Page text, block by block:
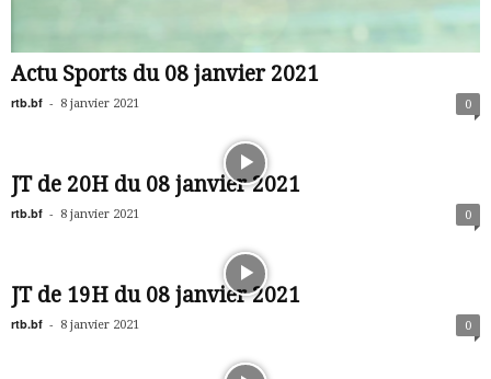
Actu Sports du 08 janvier 2021
rtb.bf - 8 janvier 2021 0
JT de 20H du 08 janvier 2021
rtb.bf - 8 janvier 2021 0
JT de 19H du 08 janvier 2021
rtb.bf - 8 janvier 2021 0